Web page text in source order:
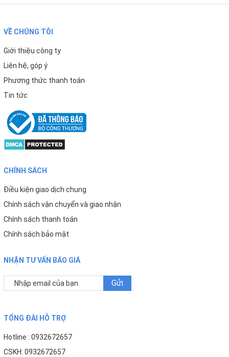
Nước sau lọc đạt chuẩn nước uống tinh khiết đóng
chai QCVN 6-1:2010 BYT
sau lọc từ máy lọc nước nóng lạnh Karofi KAD-D66S đã
công nhận Nước sau lọc đạt chuẩn nước uống tinh khiết
đóng chai QCVN 6-1:2010 BYT.
Bảo hành nhân 3 đến 36 tháng
NƠI MUA HÀNG CHÍNH HÃNG
VỀ CHÚNG TÔI
Giới thiệu công ty
Liên hệ, góp ý
Phương thức thanh toán
Tin tức
CHÍNH SÁCH
Điều kiện giao dịch chung
Chính sách vận chuyển và giao nhận
Chính sách thanh toán
Chính sách bảo mật
NHẬN TƯ VẤN BÁO GIÁ
Gửi
TỔNG ĐÀI HỖ TRỢ
Hotline : 0932672657
CSKH: 0932672657